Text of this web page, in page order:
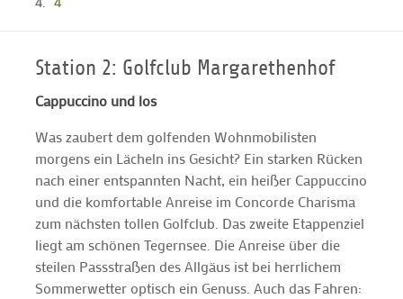
Station 2: Golfclub Margarethenhof
Cappuccino und los
Was zaubert dem golfenden Wohnmobilisten
morgens ein Lächeln ins Gesicht? Ein starken Rücken
nach einer entspannten Nacht, ein heißer Cappuccino
und die komfortable Anreise im Concorde Charisma
zum nächsten tollen Golfclub. Das zweite Etappenziel
liegt am schönen Tegernsee. Die Anreise über die
steilen Passstraßen des Allgäus ist bei herrlichem
Sommerwetter optisch ein Genuss. Auch das Fahren: